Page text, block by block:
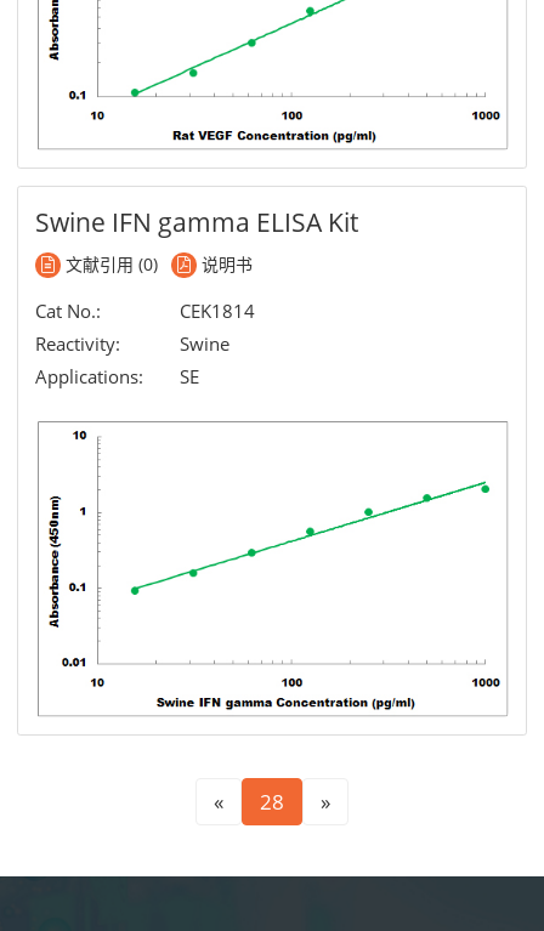
Swine IFN gamma ELISA Kit
文献引用 (0) 说明书
Cat No.:
CEK1814
Reactivity:
Swine
Applications:
SE
« 28 »